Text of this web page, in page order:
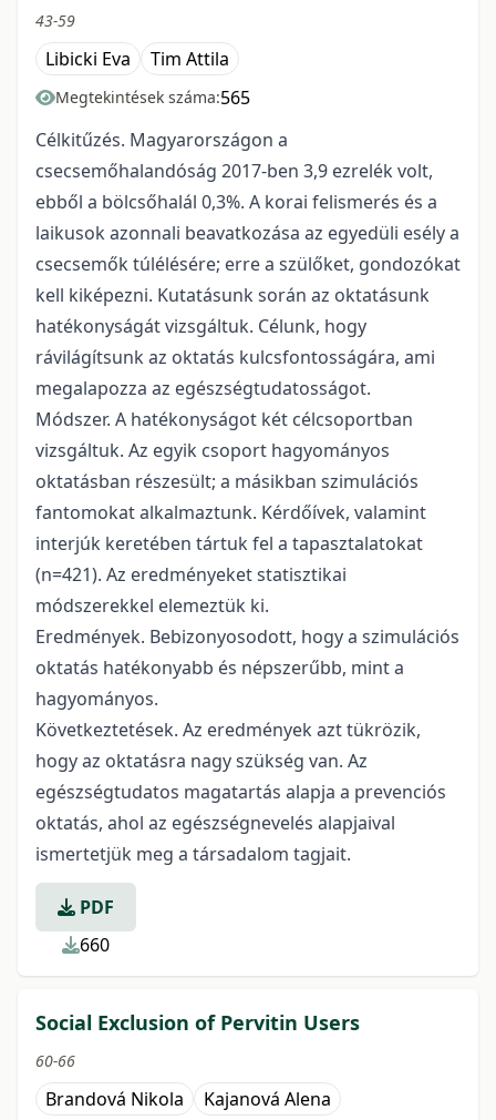
43-59
Libicki Eva Tim Attila
Megtekintések száma:565
Célkitűzés. Magyarországon a
csecsemőhalandóság 2017-ben 3,9 ezrelék volt,
ebből a bölcsőhalál 0,3%. A korai felismerés és a
laikusok azonnali beavatkozása az egyedüli esély a
csecsemők túlélésére; erre a szülőket, gondozókat
kell kiképezni. Kutatásunk során az oktatásunk
hatékonyságát vizsgáltuk. Célunk, hogy
rávilágítsunk az oktatás kulcsfontosságára, ami
megalapozza az egészségtudatosságot.
Módszer. A hatékonyságot két célcsoportban
vizsgáltuk. Az egyik csoport hagyományos
oktatásban részesült; a másikban szimulációs
fantomokat alkalmaztunk. Kérdőívek, valamint
interjúk keretében tártuk fel a tapasztalatokat
(n=421). Az eredményeket statisztikai
módszerekkel elemeztük ki.
Eredmények. Bebizonyosodott, hogy a szimulációs
oktatás hatékonyabb és népszerűbb, mint a
hagyományos.
Következtetések. Az eredmények azt tükrözik,
hogy az oktatásra nagy szükség van. Az
egészségtudatos magatartás alapja a prevenciós
oktatás, ahol az egészségnevelés alapjaival
ismertetjük meg a társadalom tagjait.
PDF
660
Social Exclusion of Pervitin Users
60-66
Brandová Nikola Kajanová Alena